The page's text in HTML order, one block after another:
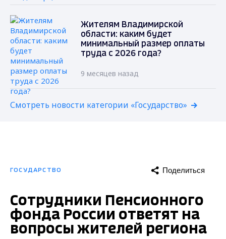
Жителям Владимирской
области: каким будет
минимальный размер оплаты
труда с 2026 года?
9 месяцев назад
Смотреть новости категории «Государство»
ГОСУДАРСТВО Поделиться
Сотрудники Пенсионного
фонда России ответят на
вопросы жителей региона